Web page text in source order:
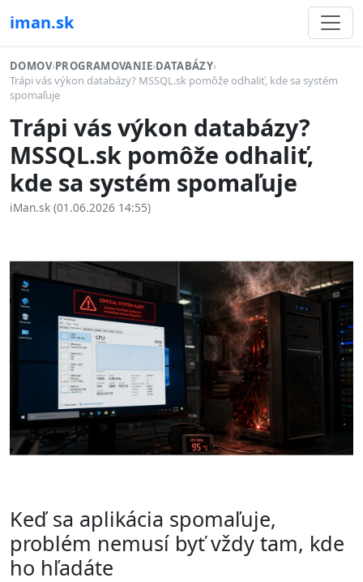
iman.sk
DOMOV›PROGRAMOVANIE›DATABÁZY›
Trápi vás výkon databázy? MSSQL.sk pomôže odhaliť, kde sa systém
spomaľuje
Trápi vás výkon databázy?
MSSQL.sk pomôže odhaliť,
kde sa systém spomaľuje
iMan.sk (01.06.2026 14:55)
Keď sa aplikácia spomaľuje,
problém nemusí byť vždy tam, kde
ho hľadáte